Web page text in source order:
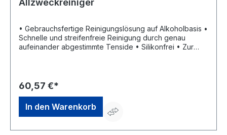
Allzweckreiniger
• Gebrauchsfertige Reinigungslösung auf Alkoholbasis •
Schnelle und streifenfreie Reinigung durch genau
aufeinander abgestimmte Tenside • Silikonfrei • Zur
Glas, Emaille, Metall • Mischungsverhältnis: 1:10 •
60,57 €*
In den Warenkorb